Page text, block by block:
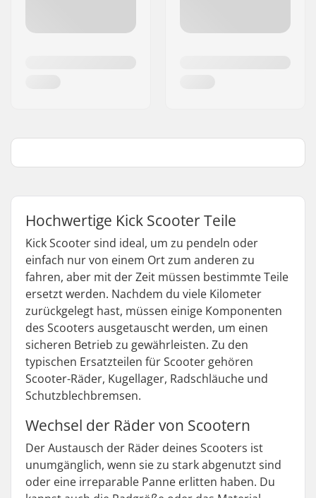
Hochwertige Kick Scooter Teile
Kick Scooter sind ideal, um zu pendeln oder
einfach nur von einem Ort zum anderen zu
fahren, aber mit der Zeit müssen bestimmte Teile
ersetzt werden. Nachdem du viele Kilometer
zurückgelegt hast, müssen einige Komponenten
des Scooters ausgetauscht werden, um einen
sicheren Betrieb zu gewährleisten. Zu den
typischen Ersatzteilen für Scooter gehören
Scooter-Räder, Kugellager, Radschläuche und
Schutzblechbremsen.
Wechsel der Räder von Scootern
Der Austausch der Räder deines Scooters ist
unumgänglich, wenn sie zu stark abgenutzt sind
oder eine irreparable Panne erlitten haben. Du